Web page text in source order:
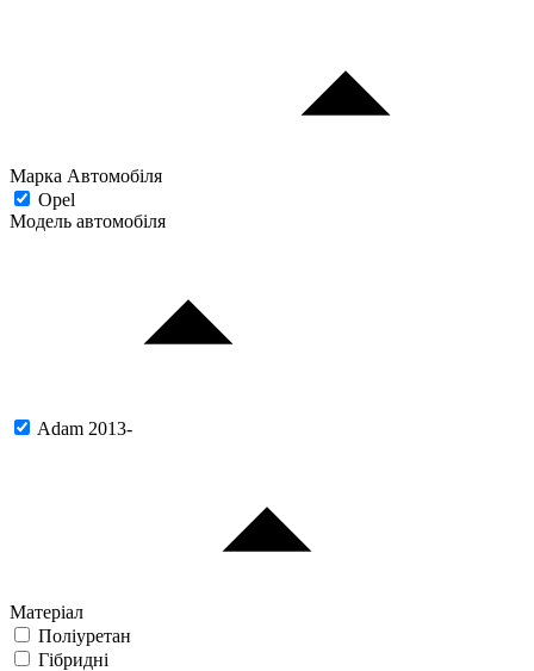
Марка Автомобіля
Opel
Модель автомобіля
Adam 2013-
Матеріал
Поліуретан
Гібридні